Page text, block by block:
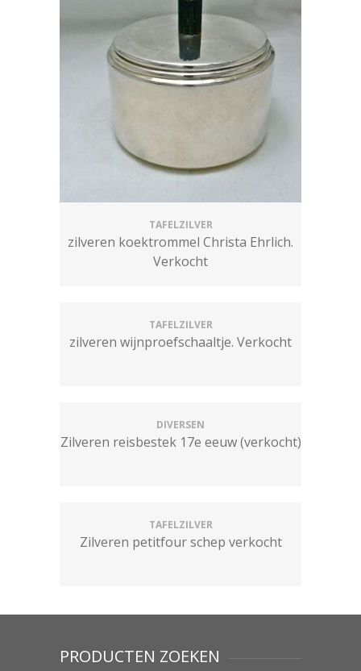
TAFELZILVER
zilveren koektrommel Christa Ehrlich.
Verkocht
TAFELZILVER
zilveren wijnproefschaaltje. Verkocht
DIVERSEN
Zilveren reisbestek 17e eeuw (verkocht)
TAFELZILVER
Zilveren petitfour schep verkocht
PRODUCTEN ZOEKEN